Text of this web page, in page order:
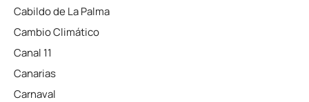
Cabildo de La Palma
Cambio Climático
Canal 11
Canarias
Carnaval